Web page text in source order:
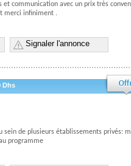
et communication avec un prix très
merci infiniment .
Signaler l'annonce
Dhs
sein de plusieurs établissements privés:
programme